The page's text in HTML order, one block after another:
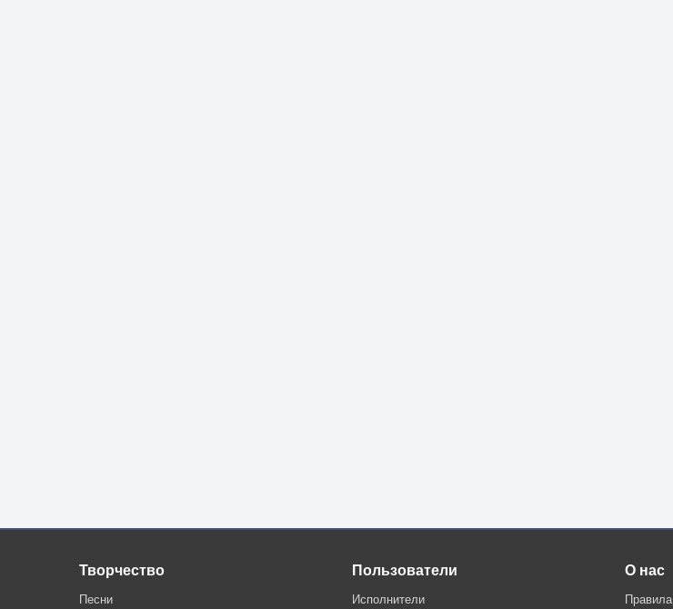
Творчество
Песни
Пользователи
Исполнители
О нас
Правила